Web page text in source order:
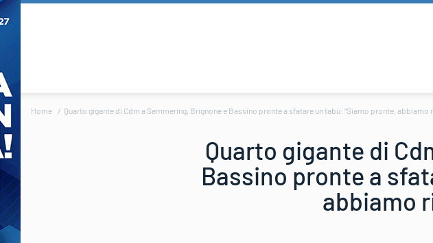
Home Quarto gigante di Cdm a Semmering, Brignone e Bassino pronte a sfatare un tabù: “Siamo pronte, abbiamo
Quarto gigante di
Bassino pronte a
abbiamo